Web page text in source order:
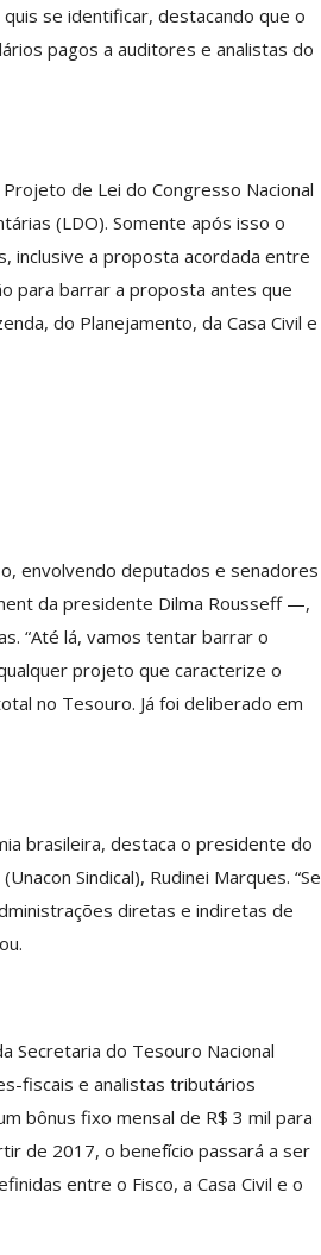
se identificar, destacando que o
pagos a auditores e analistas do
de Lei do Congresso Nacional
(LDO). Somente após isso o
inclusive a proposta acordada entre
para barrar a proposta antes que
do Planejamento, da Casa Civil e
envolvendo deputados e senadores
da presidente Dilma Rousseff —,
“Até lá, vamos tentar barrar o
projeto que caracterize o
no Tesouro. Já foi deliberado em
brasileira, destaca o presidente do
Sindical), Rudinei Marques. “Se
diretas e indiretas de
Secretaria do Tesouro Nacional
fiscais e analistas tributários
bônus fixo mensal de R$ 3 mil para
de 2017, o benefício passará a ser
entre o Fisco, a Casa Civil e o
Comunicacao 29 jul, 2026